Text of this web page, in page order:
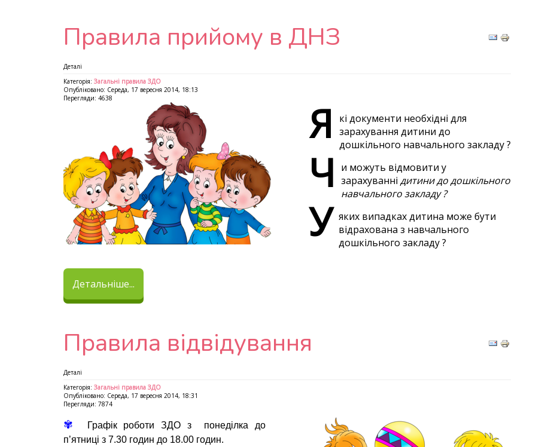
Правила прийому в ДНЗ
Деталі
Категорія: Загальні правила ЗДО
Опубліковано: Середа, 17 вересня 2014, 18:13
Перегляди: 4638
Я
кі документи необхідні для
зарахування дитини до
дошкільного навчального закладу ?
Ч
и можуть відмовити у
зарахуванні дитини до дошкільного
навчального закладу ?
У яких випадках дитина може бути
відрахована з навчального
дошкільного закладу ?
Детальніше...
Правила відвідування
Деталі
Категорія: Загальні правила ЗДО
Опубліковано: Середа, 17 вересня 2014, 18:31
Перегляди: 7874
✾
Графік роботи ЗДО з понеділка до
п’ятниці з 7.30 годин до 18.00 годин.